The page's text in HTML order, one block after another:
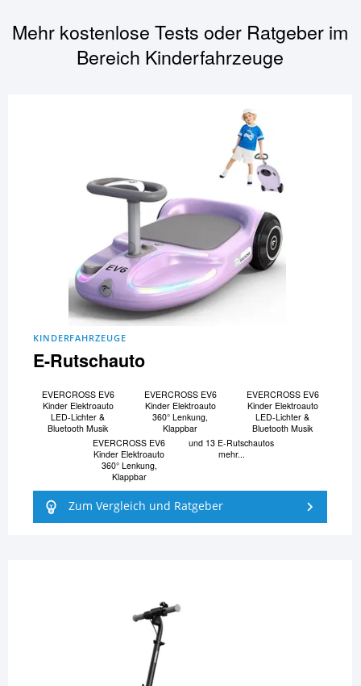
Mehr kostenlose Tests oder Ratgeber im
Bereich Kinderfahrzeuge
KINDERFAHRZEUGE
E-Rutschauto
EVERCROSS EV6
Kinder Elektroauto
LED-Lichter &
Bluetooth Musik
EVERCROSS EV6
Kinder Elektroauto
360° Lenkung,
Klappbar
EVERCROSS EV6
Kinder Elektroauto
LED-Lichter &
Bluetooth Musik
EVERCROSS EV6
Kinder Elektroauto
360° Lenkung,
Klappbar
und 13 E-Rutschautos
mehr...
Zum Vergleich und Ratgeber